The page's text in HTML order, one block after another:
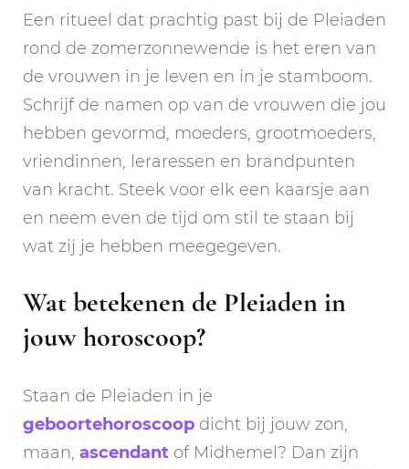
Een ritueel dat prachtig past bij de Pleiaden
rond de zomerzonnewende is het eren van
de vrouwen in je leven en in je stamboom.
Schrijf de namen op van de vrouwen die jou
hebben gevormd, moeders, grootmoeders,
vriendinnen, leraressen en brandpunten
van kracht. Steek voor elk een kaarsje aan
en neem even de tijd om stil te staan bij
wat zij je hebben meegegeven.
Wat betekenen de Pleiaden in
jouw horoscoop?
Staan de Pleiaden in je
geboortehoroscoop dicht bij jouw zon,
maan, ascendant of Midhemel? Dan zijn